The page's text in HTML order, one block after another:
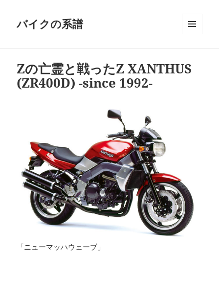
バイクの系譜
ット
Zの亡霊と戦ったZ XANTHUS
(ZR400D) -since 1992-
「ニューマッハウェーブ」